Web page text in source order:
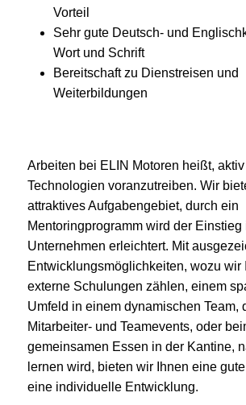
Vorteil
Sehr gute Deutsch- und
Wort und Schrift
Bereitschaft zu Dienstreisen und
Weiterbildungen
Arbeiten bei ELIN Motoren heißt,
Technologien voranzutreiben. Wir
attraktives Aufgabengebiet, durch ein
Mentoringprogramm wird der Einstieg
Unternehmen erleichtert. Mit
Entwicklungsmöglichkeiten, wozu wir
externe Schulungen zählen, einem
Umfeld in einem dynamischen Team,
Mitarbeiter- und Teamevents, oder
gemeinsamen Essen in der Kantine,
lernen wird, bieten wir Ihnen eine
eine individuelle Entwicklung.